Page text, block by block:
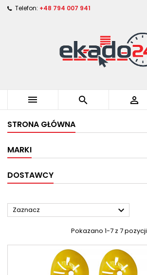
Telefon: +48 794 007 941
  
STRONA GŁÓWNA
MARKI
DOSTAWCY
Zaznacz 
Pokazano 1-7 z 7 pozycji